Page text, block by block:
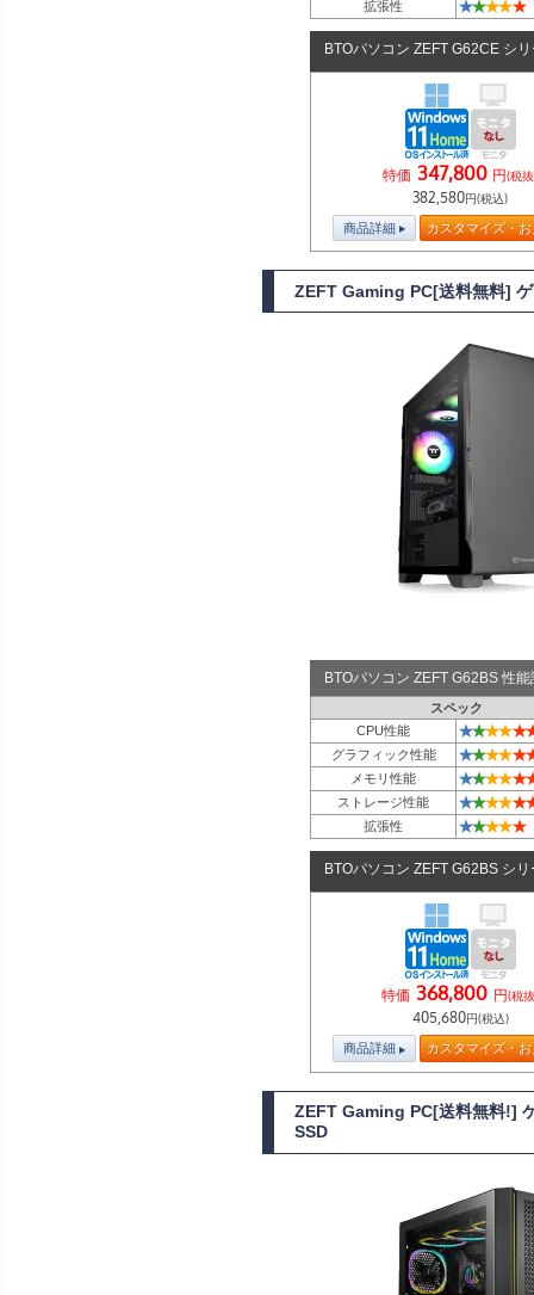
拡張性 ★★★★★
BTOパソコン ZEFT G62CE シ
特価 347,800 円(税
382,580円(税込)
商品詳細 カスタマイズ・
ZEFT Gaming PC[送料無料]
BTOパソコン ZEFT G62BS 性
スペック
CPU性能
★★★★★
グラフィック性能 ★★★★★
メモリ性能 ★★★★★
ストレージ性能 ★★★★★
拡張性 ★★★★★
BTOパソコン ZEFT G62BS シリ
特価 368,800 円(税
405,680円(税込)
商品詳細 カスタマイズ・
ZEFT Gaming PC[送料無料!]
SSD